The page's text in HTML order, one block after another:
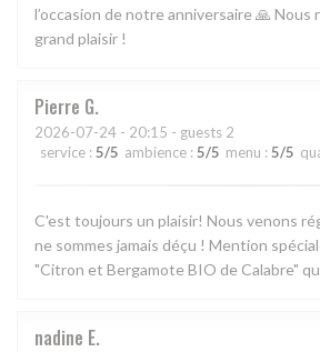
l’occasion de notre anniversaire 🙏 Nous
grand plaisir !
Pierre G
2026-07-24 - 20:15 - guests 2
service : 5/5 ambience : 5/5 menu : 5/5
C'est toujours un plaisir! Nous venons
ne sommes jamais déçu ! Mention
"Citron et Bergamote BIO de Calabre"
nadine E